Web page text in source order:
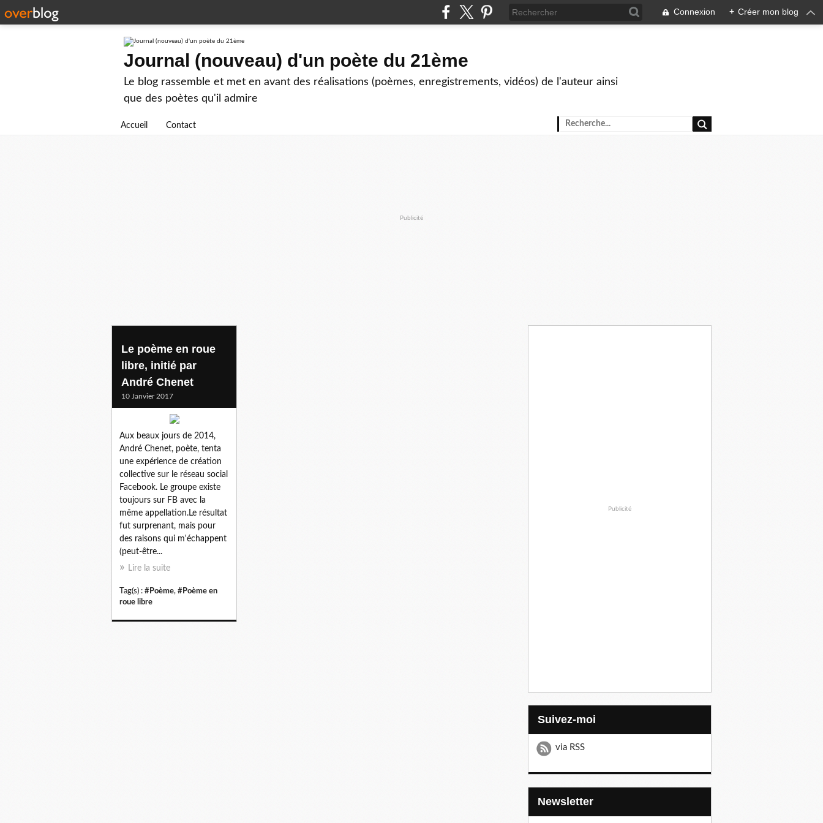
Connexion + Créer mon blog
Journal (nouveau) d'un poète du 21ème
Le blog rassemble et met en avant des réalisations (poèmes, enregistrements, vidéos) de l'auteur ainsi
que des poètes qu'il admire
Accueil Contact
Publicité
Le poème en roue
libre, initié par
André Chenet
10 Janvier 2017
Aux beaux jours de 2014,
André Chenet, poète, tenta
une expérience de création
collective sur le réseau social
Facebook. Le groupe existe
toujours sur FB avec la
même appellation.Le résultat
fut surprenant, mais pour
des raisons qui m'échappent
(peut-être...
Lire la suite
Tag(s) : #Poème, #Poème en
roue libre
Publicité
Suivez-moi
via RSS
Newsletter